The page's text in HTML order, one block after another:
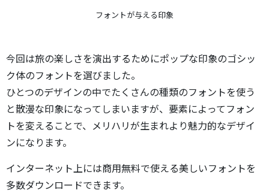
フォントが与える印象
今回は旅の楽しさを演出するためにポップな印象のゴシッ
ク体のフォントを選びました。
ひとつのデザインの中でたくさんの種類のフォントを使う
と散漫な印象になってしまいますが、要素によってフォン
トを変えることで、メリハリが生まれより魅力的なデザイ
ンになります。
インターネット上には商用無料で使える美しいフォントを
多数ダウンロードできます。